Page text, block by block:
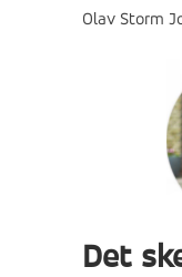
Olav Storm
Det